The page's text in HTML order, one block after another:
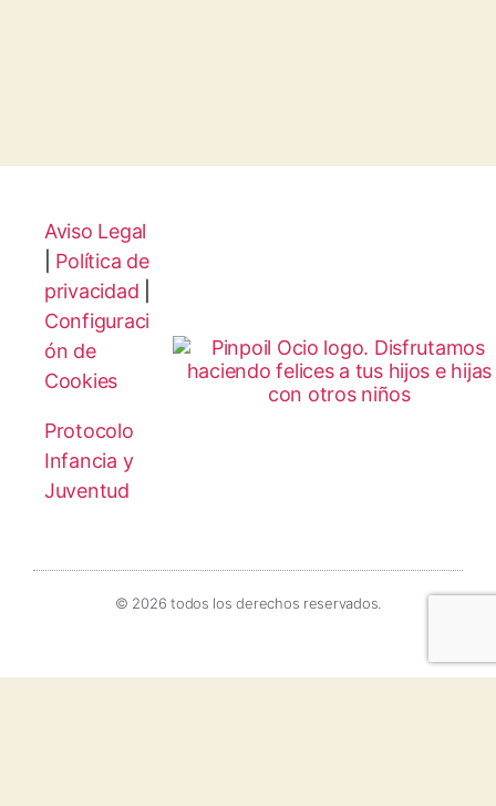
Aviso Legal
Política de
privacidad
Configuraci
ón de
Cookies
Protocolo
Infancia y
Juventud
© 2026 todos los derechos reservados.